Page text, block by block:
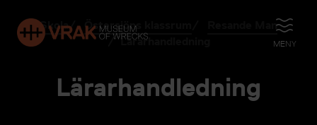
ÖPPNA
MENY
Skola Östersjöns klassrum
Resande Man
Lärarhandledning
Lärarhandledning